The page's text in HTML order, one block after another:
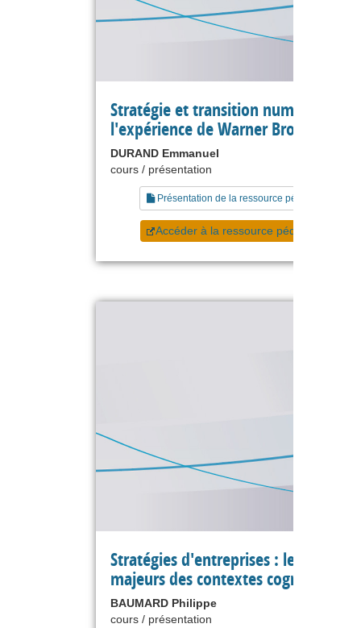
Stratégie et transition numérique :
l'expérience de Warner Bros.
DURAND Emmanuel
cours / présentation
Présentation de la ressource pédagogique
Accéder à la ressource pédagogique
Stratégies d'entreprises : les enjeux
majeurs des contextes cognitifs
BAUMARD Philippe
cours / présentation